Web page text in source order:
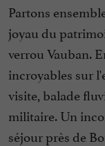
Partons
joyau du
verrou Vauban.
incroyables sur
visite, balade
militaire. Un
séjour près de